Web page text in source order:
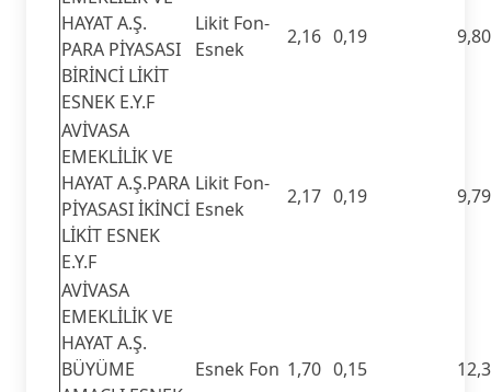
HAYAT A.Ş.
PARA PİYASASI
BİRİNCİ LİKİT
ESNEK E.Y.F
Likit Fon-
Esnek
2,16 0,19 9,80
AVİVASA
EMEKLİLİK VE
HAYAT A.Ş.PARA
PİYASASI İKİNCİ
LİKİT ESNEK
E.Y.F
Likit Fon-
Esnek
2,17 0,19 9,79
AVİVASA
EMEKLİLİK VE
HAYAT A.Ş.
BÜYÜME
Esnek Fon 1,70 0,15